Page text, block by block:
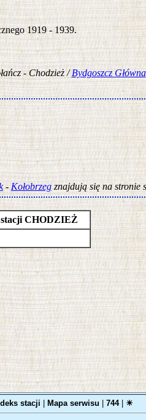
1919 - 1939.
- Chodzież /Bydgoszcz Główna
-Kołobrzegznajdują się na stronie
stacji CHODZIEŻ
stacji Mapa serwisu 744| ☀